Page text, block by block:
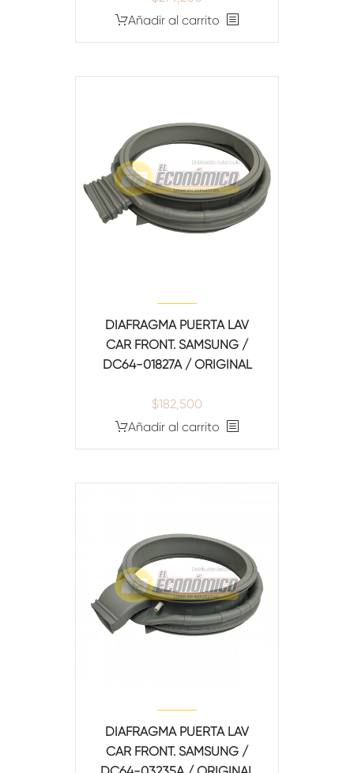
Añadir al carrito
DIAFRAGMA PUERTA LAV
CAR FRONT. SAMSUNG /
DC64-01827A / ORIGINAL
$182,500
Añadir al carrito
DIAFRAGMA PUERTA LAV
CAR FRONT. SAMSUNG /